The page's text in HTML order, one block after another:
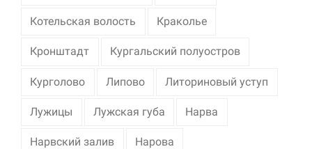
Котельская волость Краколье
Кронштадт Кургальский полуостров
Курголово Липово Литориновый уступ
Лужицы Лужская губа Нарва
Нарвский залив Нарова